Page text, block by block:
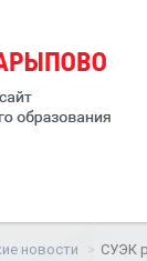
новости СУЭК